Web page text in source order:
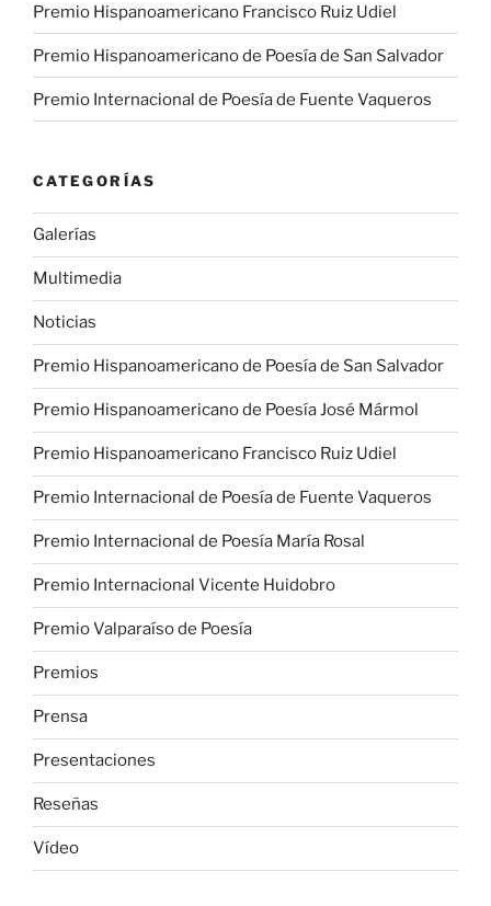
Premio Hispanoamericano Francisco Ruiz Udiel
Premio Hispanoamericano de Poesía de San Salvador
Premio Internacional de Poesía de Fuente Vaqueros
CATEGORÍAS
Galerías
Multimedia
Noticias
Premio Hispanoamericano de Poesía de San Salvador
Premio Hispanoamericano de Poesía José Mármol
Premio Hispanoamericano Francisco Ruiz Udiel
Premio Internacional de Poesía de Fuente Vaqueros
Premio Internacional de Poesía María Rosal
Premio Internacional Vicente Huidobro
Premio Valparaíso de Poesía
Premios
Prensa
Presentaciones
Reseñas
Vídeo